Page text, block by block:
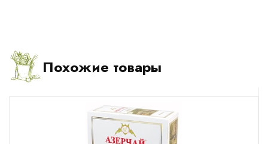
Похожие товары